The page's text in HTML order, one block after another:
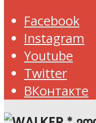
Facebook
Instagram
Youtube
Twitter
ВКонтакте